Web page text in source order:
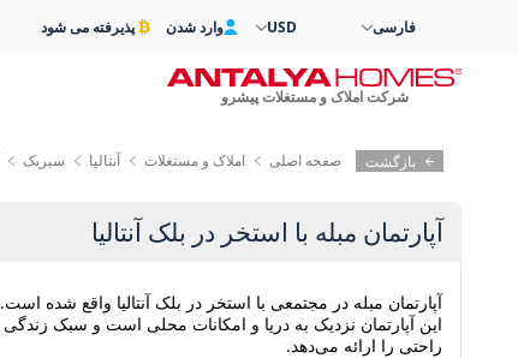
بازگشت صفحه اصلی املاک و مستغلات آنتالیا سیریک
آپارتمان مبله با استخر در بلک آنتالیا
آپارتمان مبله در مجتمعی با استخر در بلک آنتالیا واقع شده است.
این آپارتمان نزدیک به دریا و امکانات محلی است و سبک زندگی
راحتی را ارائه می‌دهد.
فارسی USD وارد شدن پذیرفته می شود
شرکت املاک و مستغلات پیشرو